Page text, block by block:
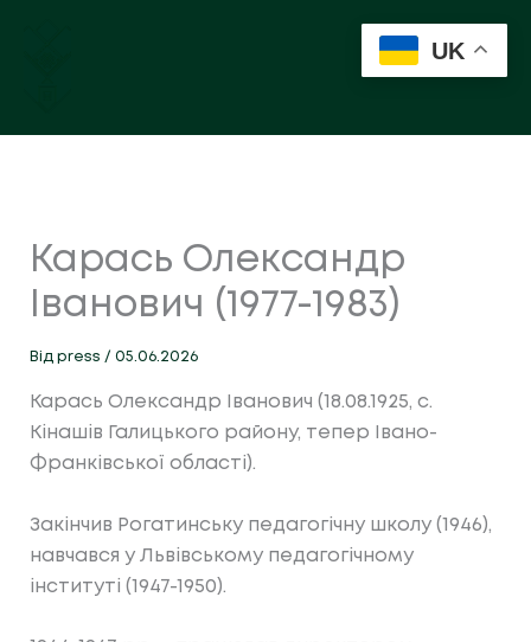
Карась Олександр
Іванович (1977-1983)
Від press / 05.06.2026
Карась Олександр Іванович (18.08.1925, с.
Кінашів Галицького району, тепер Івано-
Франківської області).
Закінчив Рогатинську педагогічну школу (1946),
навчався у Львівському педагогічному
інституті (1947-1950).
UK